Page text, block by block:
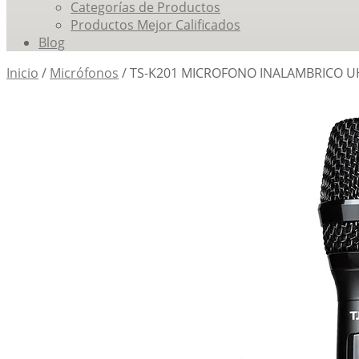
Categorías de Productos
Productos Mejor Calificados
Blog
Inicio / Micrófonos /TS-K201 MICROFONO INALAMBRICO